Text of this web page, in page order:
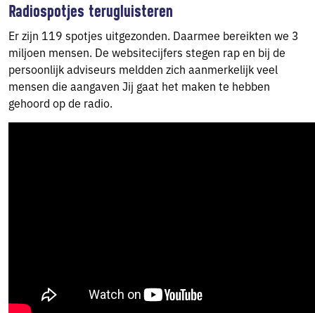
Radiospotjes terugluisteren
Er zijn 119 spotjes uitgezonden. Daarmee bereikten we 3
miljoen mensen. De websitecijfers stegen rap en bij de
persoonlijk adviseurs meldden zich aanmerkelijk veel
mensen die aangaven Jij gaat het maken te hebben
gehoord op de radio.